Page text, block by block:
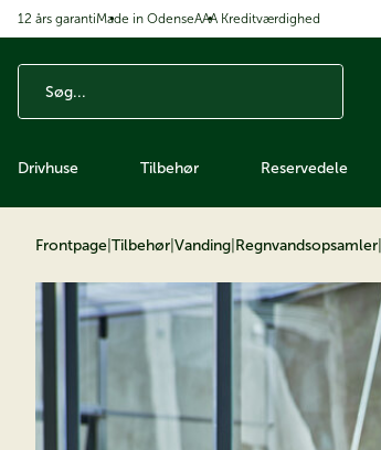
til indhold
12 års garantiMade in OdenseAAA Kreditværdighed
Drivhuse Tilbehør Reservedele
Frontpage Tilbehør Vanding Regnvandsopsamler